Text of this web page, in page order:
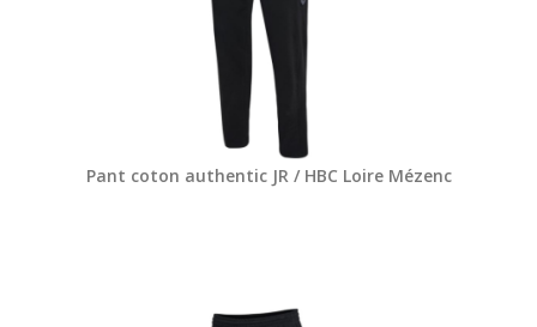
Pant coton authentic JR / HBC Loire Mézenc